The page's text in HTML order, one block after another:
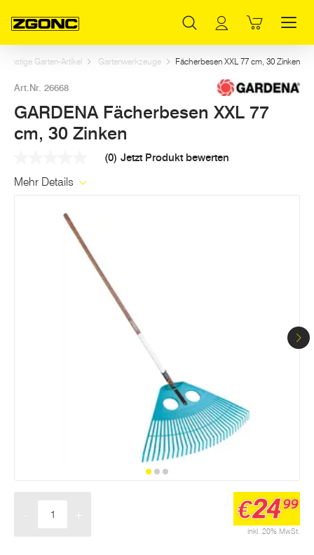
sonstige Garten-Artikel Gartenwerkzeuge Fächerbesen XXL 77 cm, 30 Zinken
Art.Nr. 26668
GARDENA Fächerbesen XXL 77
cm, 30 Zinken
Link
(0) Jetzt Produkt bewerten
Mehr Details
inkl. 20% MwSt.
€2499